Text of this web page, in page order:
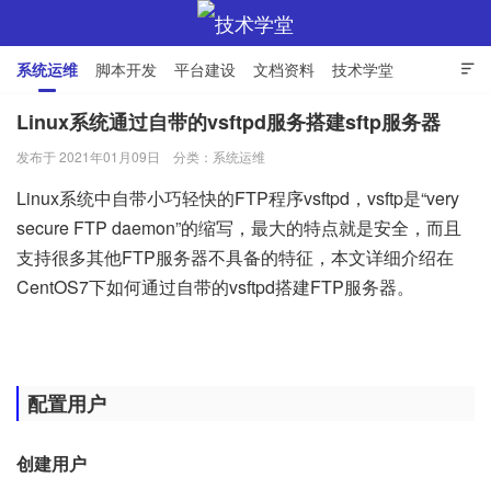

系统运维 脚本开发 平台建设 文档资料 技术学堂
Linux系统通过自带的vsftpd服务搭建sftp服务器
发布于 2021年01月09日 分类： 系统运维
Linux系统中自带小巧轻快的FTP程序vsftpd，vsftp是“very
secure FTP daemon”的缩写，最大的特点就是安全，而且
支持很多其他FTP服务器不具备的特征，本文详细介绍在
CentOS7下如何通过自带的vsftpd搭建FTP服务器。
配置用户
创建用户